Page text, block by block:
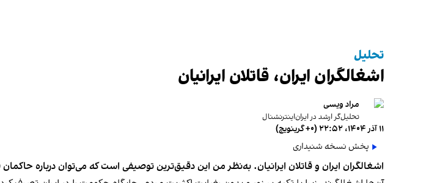
تحلیل
اشغالگران ایران، قاتلان ایرانیان
مراد ویسی
تحلیل‌گر ارشد در ایران‌اینترنشنال
۱۱ آذر ۱۴۰۴، ۲۲:۵۲ (‎+۰ گرینویچ)
پخش نسخه شنیداری
اشغالگران ایران و قاتلان ایرانیان. به‌نظر من این دقیق‌ترین توصیفی است که می‌توان درباره